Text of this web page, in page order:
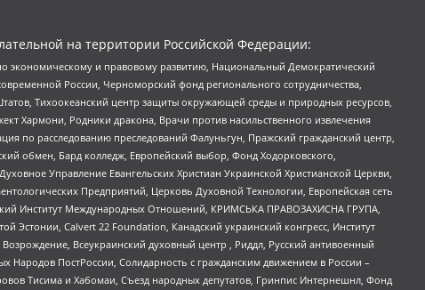
на территории Российской Федерации:
экономическому и правовому развитию, Национальный Демократический
России, Черноморский фонд регионального сотрудничества,
Тихоокеанский центр защиты окружающей среды и природных ресурсов,
Хармони, Родники дракона, Врачи против насильственного извлечения
по расследованию преследований Фалуньгун, Пражский гражданский центр,
обмен, Бард колледж, Европейский выбор, Фонд Ходорковского,
Управление Евангельских Христиан Украинской Христианской Церкви,
Предприятий, Церковь Духовной Технологии, Европейская сеть
Институт Международных Отношений, КРИМСЬКА ПРАВОЗАХИСНА ГРУПА,
Calvert 22 Foundation, Канадский украинский конгресс, Институт
Всеукраинский духовный центр , Риддл, Русский антивоенный
ПостРоссии, Солидарность с гражданским движением в России –
Тисима и Хабомаи, Съезд народных депутатов, Гринпис Интернешнл, Фонд